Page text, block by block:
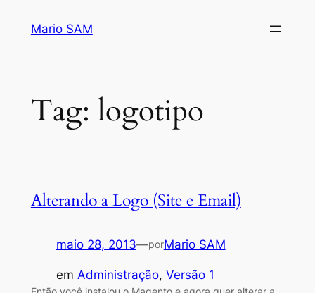
Mario SAM
Tag: logotipo
Alterando a Logo (Site e Email)
maio 28, 2013—porMario SAM
em Administração, Versão 1